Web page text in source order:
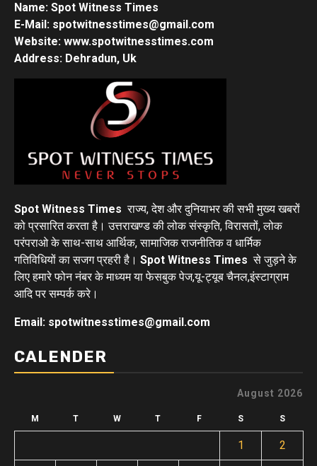
Name: Spot Witness Times
E-Mail: spotwitnesstimes@gmail.com
Website: www.spotwitnesstimes.com
Address: Dehradun, Uk
Spot Witness Times राज्य, देश और दुनियाभर की सभी मुख्य खबरों
को प्रसारित करता है। उत्तराखण्ड की लोक संस्कृति, विरासतों, लोक
परंपराओ के साथ-साथ आर्थिक, सामाजिक राजनीतिक व धार्मिक
गतिविधियों का सजग प्रहरी है। Spot Witness Times से जुड़ने के
लिए हमारे फोन नंबर के माध्यम या फेसबुक पेज,यू-ट्यूब चैनल,इंस्टाग्राम
आदि पर सम्पर्क करे।
Email: spotwitnesstimes@gmail.com
CALENDER
August 2026
M T W T F S S
1 2